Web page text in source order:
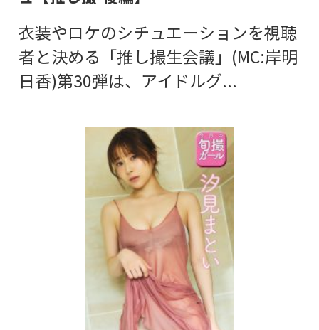
衣装やロケのシチュエーションを視聴
者と決める「推し撮生会議」(MC:岸明
日香)第30弾は、アイドルグ...